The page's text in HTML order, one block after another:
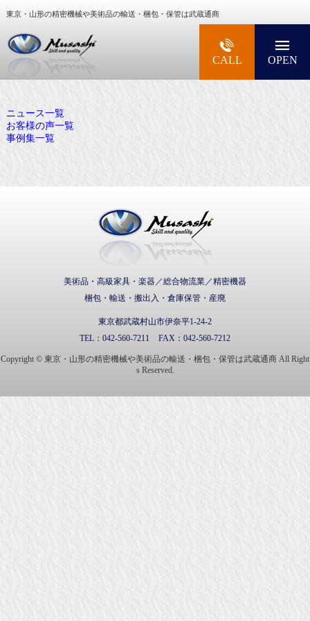
東京・山形の精密機械や美術品の輸送・梱包・保管は武蔵通商
大型精密機械・美術品・高級楽器の梱包・輸送
CALL OPEN
ニュース一覧
お客様の声一覧
事例集一覧
美術品・高級家具・楽器／総合物流業／精密機器
梱包・輸送・搬出入・倉庫保管・産廃
東京都武蔵村山市伊奈平1-24-2
TEL： 042-560-7211 FAX： 042-560-7212
Copyright © 東京・山形の精密機械や美術品の輸送・梱包・保管は武蔵通商 All Right
s Reserved.